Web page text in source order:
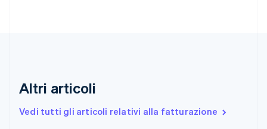
Altri articoli
Vedi tutti gli articoli relativi alla fatturazione
Finlandia
Francia